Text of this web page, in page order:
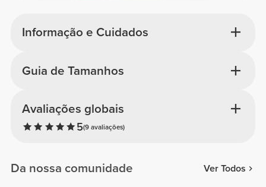
Informação e Cuidados
Avaliações globais
5(9 avaliações)
Guia de Tamanhos
Da nossa comunidade Ver Todos